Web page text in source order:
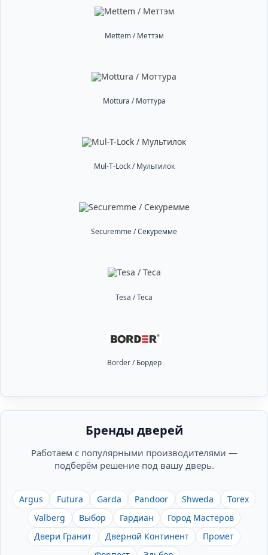
Mettem / Меттэм
Mottura / Моттура
Mul-T-Lock / Мультилок
Securemme / Секуремме
Tesa / Теса
Border / Бордер
Бренды дверей
Работаем с популярными производителями —
подберём решение под вашу дверь.
Argus Futura Garda Pandoor Shweda
Torex
Valberg
Выбор Гардиан
Город Мастеров
Двери Гранит
Дверной Континент
Промет